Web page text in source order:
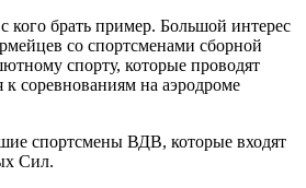
кого брать пример. Большой интерес
со спортсменами сборной
спорту, которые проводят
к соревнованиям на аэродроме
спортсмены ВДВ, которые входят
Сил.